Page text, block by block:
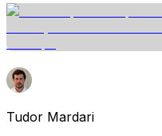
Tudor Mardari